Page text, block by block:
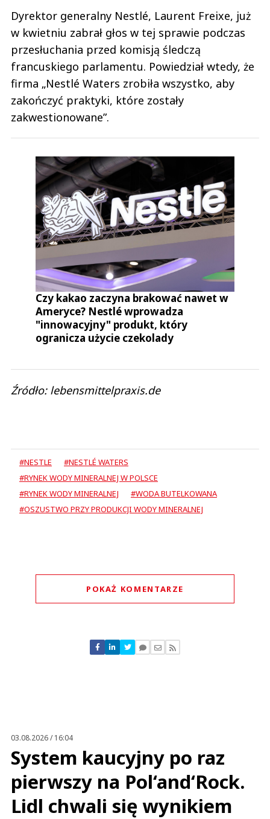
Dyrektor generalny Nestlé, Laurent Freixe, już
w kwietniu zabrał głos w tej sprawie podczas
przesłuchania przed komisją śledczą
francuskiego parlamentu. Powiedział wtedy, że
firma „Nestlé Waters zrobiła wszystko, aby
zakończyć praktyki, które zostały
zakwestionowane”.
Czy kakao zaczyna brakować nawet w
Ameryce? Nestlé wprowadza
"innowacyjny" produkt, który
ogranicza użycie czekolady
Źródło: lebensmittelpraxis.de
#NESTLE
#NESTLÉ WATERS
#RYNEK WODY MINERALNEJ W POLSCE
#RYNEK WODY MINERALNEJ
#WODA BUTELKOWANA
#OSZUSTWO PRZY PRODUKCJI WODY MINERALNEJ
POKAŻ KOMENTARZE
Nie znaleziono komentarzy
Zostaw swoje komentarze
03.08.2026 / 16:04
System kaucyjny po raz
pierwszy na Pol‘and‘Rock.
Lidl chwali się wynikiem